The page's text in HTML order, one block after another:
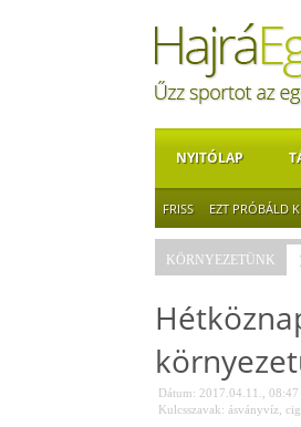
NYITÓLAP
FRISS EZT PRÓBÁLD
KÖRNYEZETÜNK
Dátum: 2017.04.11., 08:47
Kulcsszavak: ásványvíz